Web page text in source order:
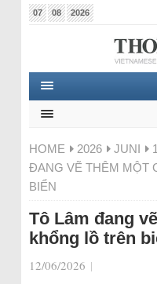
07 08 2026
HOME 2026 JUNI
ĐANG VẼ THÊM MỘT
BIỂN
Tô Lâm đang
khổng lồ trên
12/06/2026 |